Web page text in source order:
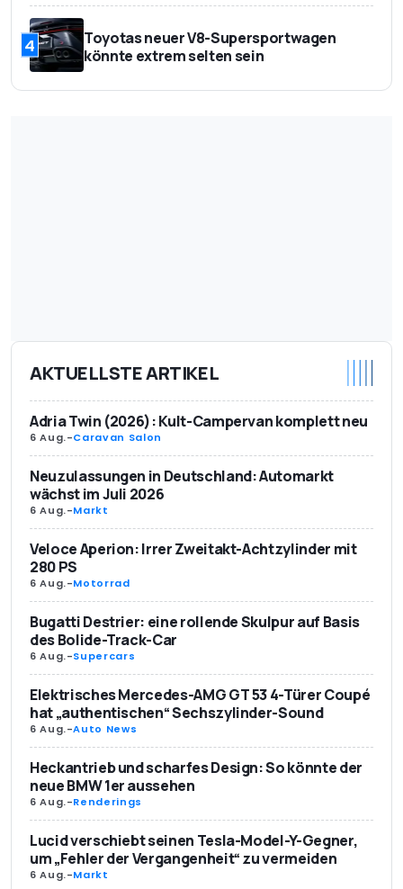
4
Toyotas neuer V8-Supersportwagen
könnte extrem selten sein
AKTUELLSTE ARTIKEL
Adria Twin (2026): Kult-Campervan komplett neu
6 Aug.-Caravan Salon
Neuzulassungen in Deutschland: Automarkt
wächst im Juli 2026
6 Aug.-Markt
Veloce Aperion: Irrer Zweitakt-Achtzylinder mit
280 PS
6 Aug.-Motorrad
Bugatti Destrier: eine rollende Skulpur auf Basis
des Bolide-Track-Car
6 Aug.-Supercars
Elektrisches Mercedes-AMG GT 53 4-Türer Coupé
hat „authentischen“ Sechszylinder-Sound
6 Aug.-Auto News
Heckantrieb und scharfes Design: So könnte der
neue BMW 1er aussehen
6 Aug.-Renderings
Lucid verschiebt seinen Tesla-Model-Y-Gegner,
um „Fehler der Vergangenheit“ zu vermeiden
6 Aug.-Markt